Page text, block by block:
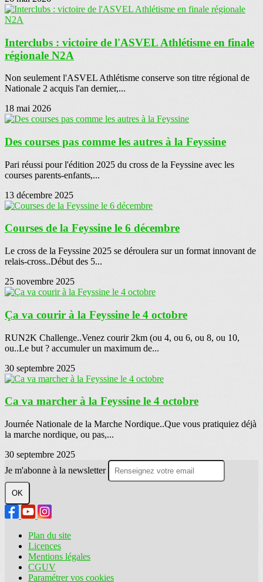
Interclubs : victoire de l'ASVEL Athlétisme en finale
régionale N2A
Non seulement l'ASVEL Athlétisme conserve son titre régional de
Nationale 2 acquis l'an dernier,...
18 mai 2026
Des courses pas comme les autres à la Feyssine
Pari réussi pour l'édition 2025 du cross de la Feyssine avec les
courses parents-enfants,...
13 décembre 2025
Courses de la Feyssine le 6 décembre
Le cross de la Feyssine 2025 se déroulera sur un format innovant de
relais-cross..Début des 5...
25 novembre 2025
Ça va courir à la Feyssine le 4 octobre
RUN2K Challenge..Venez courir 2km (ou 4, ou 6, ou 8, ou 10,
ou..Le but ? accumuler un maximum de...
30 septembre 2025
Ca va marcher à la Feyssine le 4 octobre
Journée Nationale de la Marche Nordique..Que vous pratiquiez déjà
la marche nordique, ou pas,...
30 septembre 2025
Je m'abonne à la newsletter
OK
Plan du site
Licences
Mentions légales
CGUV
Paramétrer vos cookies